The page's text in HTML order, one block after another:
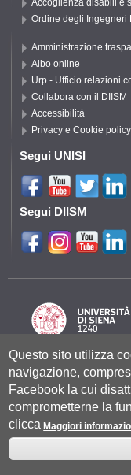
Ordine degli Ingegneri
Amministrazione
Albo online
Urp - Ufficio relazioni
Collabora con il DIISM
Accessibilità
Privacy e Cookie policy
Segui UNISI
Segui DIISM
Università degli Studi
Siena ITALIA
P.IVA 00273530527 |
Pec: Posta Elettronica
Contatti:urp@unisi.it
0577 235555 (dal
Questo sito utilizza
navigazione,
Facebook la cui
comprometterne la
clicca Maggiori